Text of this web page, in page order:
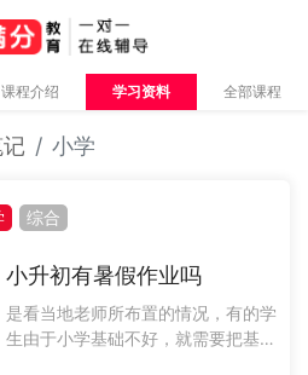
课程介绍 学习资料 全部课程
小学
综合
小升初有暑假作业吗
是看当地老师所布置的情况，有的学
生由于小学基础不好，就需要把基础